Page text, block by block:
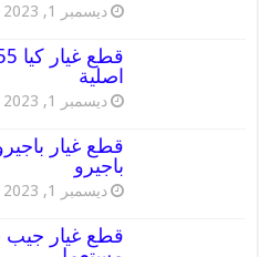
ديسمبر 1, 2023
اصلية
ديسمبر 1, 2023
باجيرو
ديسمبر 1, 2023